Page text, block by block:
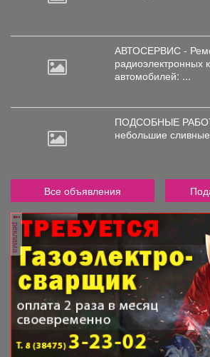
АВТОСЕРВИС -
радиоэлектронных
автомобилей: ...
ПОДСОБНЫЕ
небольшие
Все объявления
реклама